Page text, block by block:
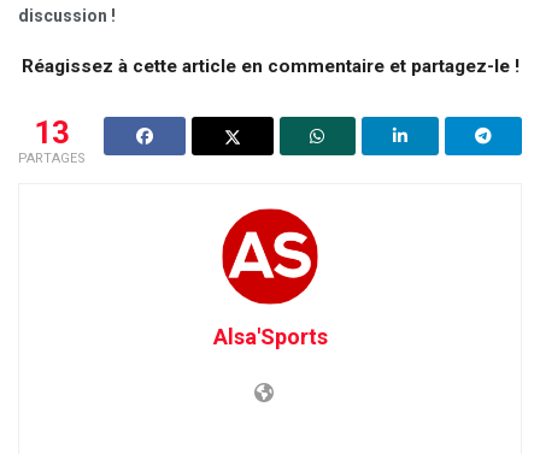
discussion !
Réagissez à cette article en commentaire et partagez-le !
13
PARTAGES
Alsa'Sports